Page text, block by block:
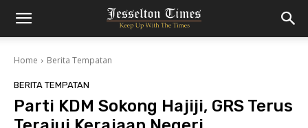
Home Berita Tempatan
BERITA TEMPATAN
Parti KDM Sokong Hajiji, GRS Terus